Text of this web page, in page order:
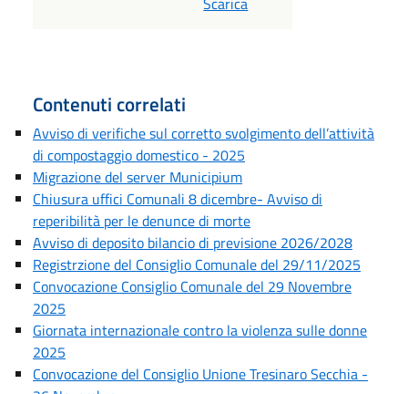
Contenuti correlati
Avviso di verifiche sul corretto svolgimento dell’attività
di compostaggio domestico - 2025
Migrazione del server Municipium
Chiusura uffici Comunali 8 dicembre- Avviso di
reperibilità per le denunce di morte
Avviso di deposito bilancio di previsione 2026/2028
Registrzione del Consiglio Comunale del 29/11/2025
Convocazione Consiglio Comunale del 29 Novembre
2025
Giornata internazionale contro la violenza sulle donne
2025
Convocazione del Consiglio Unione Tresinaro Secchia -